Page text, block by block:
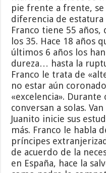
pie frente a frente, se
diferencia de estatura
Franco tiene 55 años,
los 35. Hace 18 años
últimos 6 años los
dureza… hasta la
Franco le trata de
no estar aún
«excelencia».
conversan a solas.
Juanito inicie sus
más. Franco le habla
príncipes
de acuerdo de la
en España, hace la